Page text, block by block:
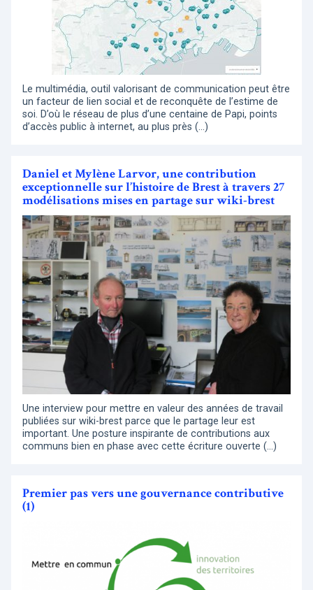
Le multimédia, outil valorisant de communication peut être
un facteur de lien social et de reconquête de l’estime de
soi. D’où le réseau de plus d’une centaine de Papi, points
d’accès public à internet, au plus près (…)
Daniel et Mylène Larvor, une contribution
exceptionnelle sur l’histoire de Brest à travers 27
modélisations mises en partage sur wiki-brest
Une interview pour mettre en valeur des années de travail
publiées sur wiki-brest parce que le partage leur est
important. Une posture inspirante de contributions aux
communs bien en phase avec cette écriture ouverte (…)
Premier pas vers une gouvernance contributive
(1)